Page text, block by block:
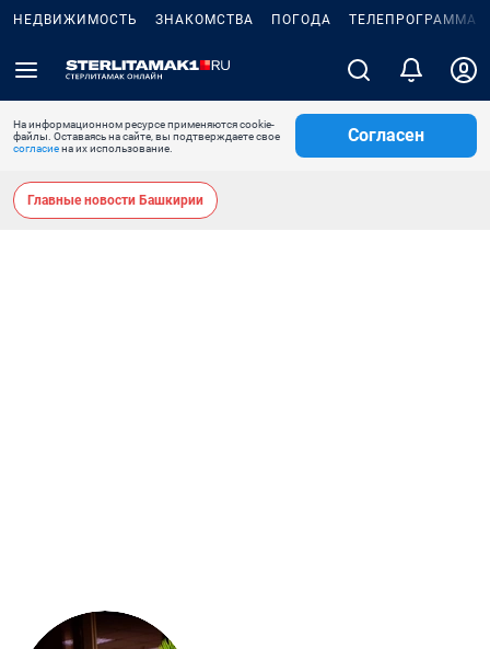
НЕДВИЖИМОСТЬ ЗНАКОМСТВА ПОГОДА ТЕЛЕПРОГРАММА
На информационном ресурсе применяются cookie-
файлы. Оставаясь на сайте, вы подтверждаете свое
согласиена их использование.
Согласен
Главные новости Башкирии